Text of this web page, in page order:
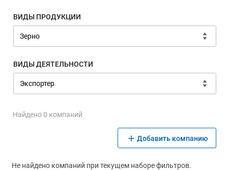
ВИДЫ ПРОДУКЦИИ
ВИДЫ ДЕЯТЕЛЬНОСТИ
Найдено 0 компаний
Добавить компанию
Не найдено компаний при текущем наборе фильтров.